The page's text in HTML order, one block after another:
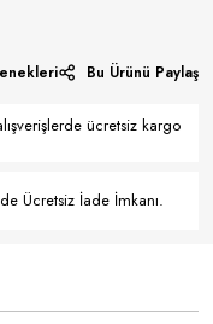
Bu Ürünü Paylaş
ücretsiz kargo
Ücretsiz İade İmkanı.